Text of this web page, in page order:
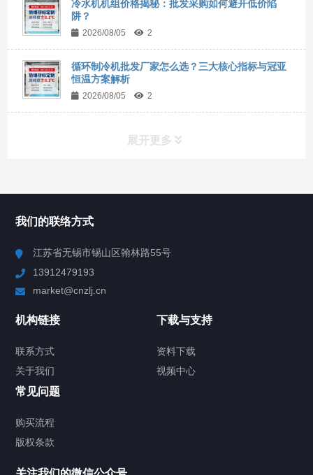
冷水机机组价格揭秘：批发采购如何避开低价陷
阱？
2026/08/05 2
循环制冷机批发厂家怎么选？三大核心指标与冠亚
恒温方案解析
2026/08/05 2
展开更多
Chiller高精度制冷循环器
TCU温度控制单元
Chiller气体控温系统
我们的联络方式
江苏省无锡市锡山区翰林路55号
13912479193
market@cnzlj.cn
机构链接
联系方式
关于我们
下载与支持
资料下载
视频中心
常见问题
购买流程
版权条款